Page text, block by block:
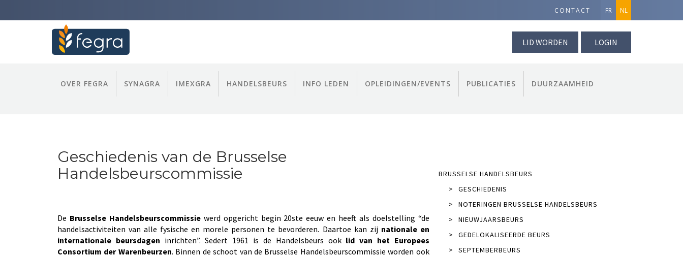
CONTACT FR NL
LID WORDEN LOGIN
OVER FEGRA SYNAGRA IMEXGRA HANDELSBEURS INFO LEDEN OPLEIDINGEN/EVENTS PUBLICATIES DUURZAAMHEID
Geschiedenis van de Brusselse
Handelsbeurscommissie
De Brusselse Handelsbeurscommissiewerd opgericht begin 20ste eeuw en heeft als doelstelling “de
handelsactiviteiten van alle fysische en morele personen te bevorderen. Daartoe kan zij nationale en
internationale beursdagen inrichten”. Sedert 1961 is de Handelsbeurs ook lid van het Europees
Consortium der Warenbeurzen. Binnen de schoot van de Brusselse Handelsbeurscommissie worden ook
BRUSSELSE HANDELSBEURS
>
GESCHIEDENIS
>
NOTERINGEN BRUSSELSE HANDELSBEURS
>
NIEUWJAARSBEURS
>
GEDELOKALISEERDE BEURS
>
SEPTEMBERBEURS